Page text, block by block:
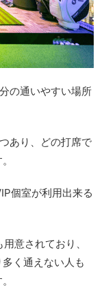
の通いやすい場所
あり、どの打席で
個室が利用出来る
意されており、
く通えない人も